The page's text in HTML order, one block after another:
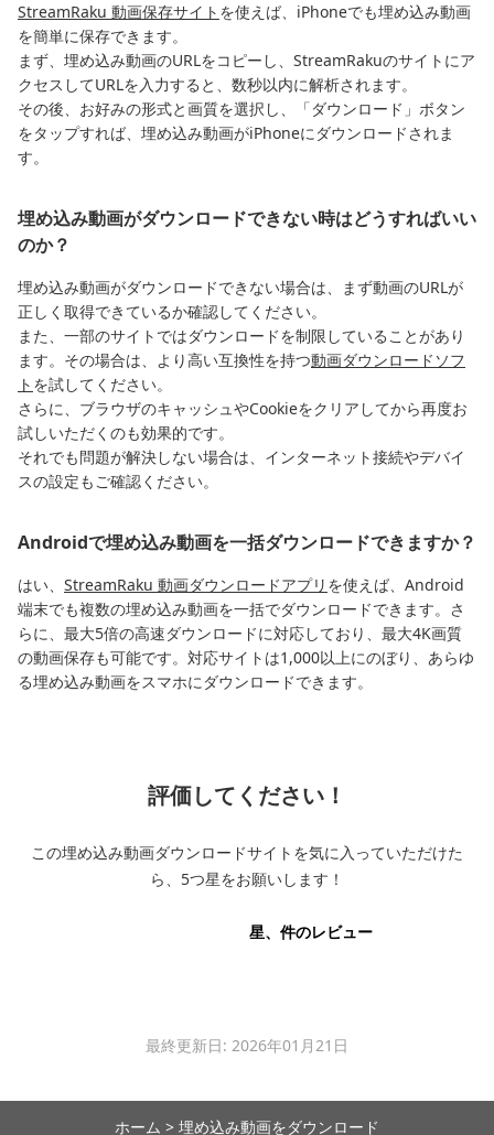
StreamRaku 動画保存サイト を使えば、iPhoneでも埋め込み動画
を簡単に保存できます。
まず、埋め込み動画のURLをコピーし、StreamRakuのサイトにア
クセスしてURLを入力すると、数秒以内に解析されます。
その後、お好みの形式と画質を選択し、「ダウンロード」ボタン
をタップすれば、埋め込み動画がiPhoneにダウンロードされま
す。
埋め込み動画がダウンロードできない時はどうすればいい
のか？
埋め込み動画がダウンロードできない場合は、まず動画のURLが
正しく取得できているか確認してください。
また、一部のサイトではダウンロードを制限していることがあり
ます。その場合は、より高い互換性を持つ動画ダウンロードソフ
ト を試してください。
さらに、ブラウザのキャッシュやCookieをクリアしてから再度お
試しいただくのも効果的です。
それでも問題が解決しない場合は、インターネット接続やデバイ
スの設定もご確認ください。
Androidで埋め込み動画を一括ダウンロードできますか？
はい、 StreamRaku 動画ダウンロードアプリ を使えば、Android
端末でも複数の埋め込み動画を一括でダウンロードできます。さ
らに、最大5倍の高速ダウンロードに対応しており、最大4K画質
の動画保存も可能です。対応サイトは1,000以上にのぼり、あらゆ
る埋め込み動画をスマホにダウンロードできます。
評価してください！
この埋め込み動画ダウンロードサイトを気に入っていただけた
ら、5つ星をお願いします！
星、 件のレビュー
最終更新日: 2026年01月21日
ホーム > 埋め込み動画をダウンロード